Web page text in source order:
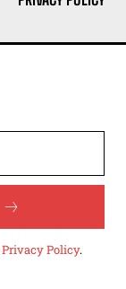
Privacy Policy.